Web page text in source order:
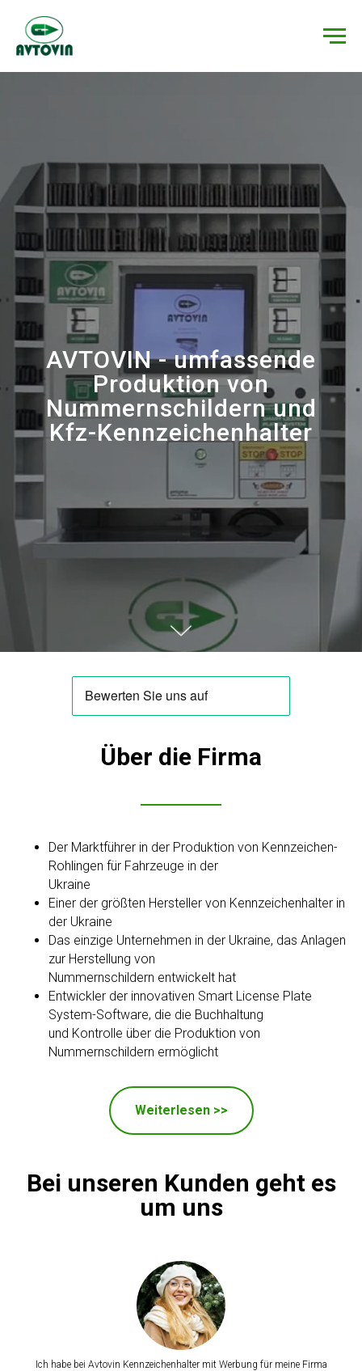
AVTOVIN - umfassende
Produktion von
Nummernschildern und
Kfz-Kennzeichenhalter
Über die Firma
Der Marktführer in der Produktion von Kennzeichen-
Rohlingen für Fahrzeuge in der
Ukraine
Einer der größten Hersteller von Kennzeichenhalter in
der Ukraine
Das einzige Unternehmen in der Ukraine, das Anlagen
zur Herstellung von
Nummernschildern entwickelt hat
Entwickler der innovativen Smart License Plate
System-Software, die die Buchhaltung
und Kontrolle über die Produktion von
Nummernschildern ermöglicht
Weiterlesen >>
Bei unseren Kunden geht es
um uns
Ich habe bei Avtovin Kennzeichenhalter mit Werbung für meine Firma